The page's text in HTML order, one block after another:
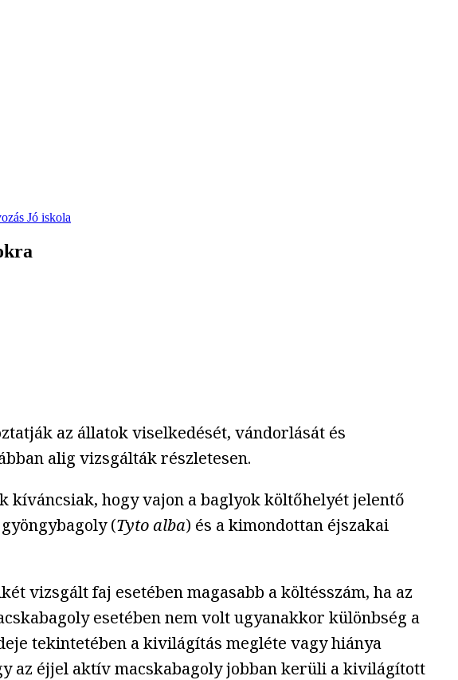
Jó iskola
az állatok viselkedését, vándorlását és
alig vizsgálták részletesen.
kíváncsiak, hogy vajon a baglyok költőhelyét jelentő
(Tyto alba) és a kimondottan éjszakai
vizsgált faj esetében magasabb a költésszám, ha az
esetében nem volt ugyanakkor különbség a
tekintetében a kivilágítás megléte vagy hiánya
az éjjel aktív macskabagoly jobban kerüli a kivilágított